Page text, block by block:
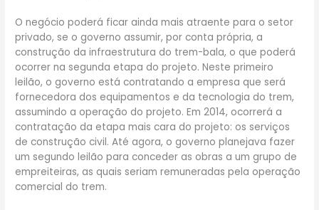
O negócio poderá ficar ainda mais atraente para o setor
privado, se o governo assumir, por conta própria, a
construção da infraestrutura do trem-bala, o que poderá
ocorrer na segunda etapa do projeto. Neste primeiro
leilão, o governo está contratando a empresa que será
fornecedora dos equipamentos e da tecnologia do trem,
assumindo a operação do projeto. Em 2014, ocorrerá a
contratação da etapa mais cara do projeto: os serviços
de construção civil. Até agora, o governo planejava fazer
um segundo leilão para conceder as obras a um grupo de
empreiteiras, as quais seriam remuneradas pela operação
comercial do trem.